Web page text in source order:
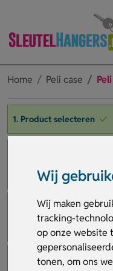
Wij
Wij maken
tracking-
op onze website
tonen, om ons
Home Peli case
1. Product selecteren